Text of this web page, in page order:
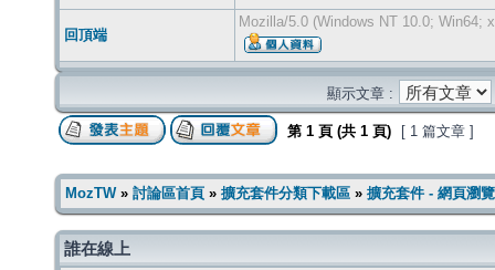
回頂端
Mozilla/5.0 (Windows NT 10.0; Win64;
顯示文章 :
第 1 頁 (共 1 頁) [ 1 篇文章 ]
MozTW» 討論區首頁 » 擴充套件分類下載區 » 擴充套件 - 網頁瀏覽
誰在線上